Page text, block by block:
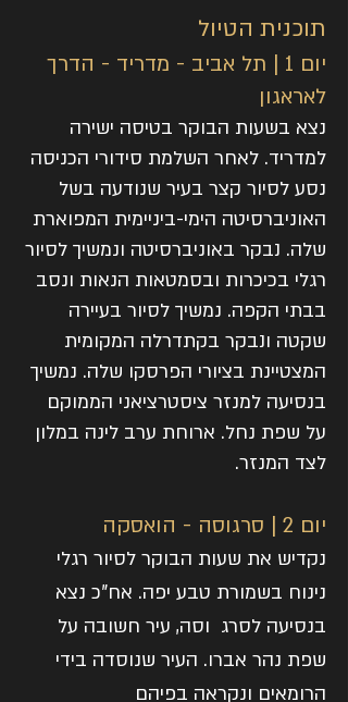
תוכנית הטיול
יום 1 | תל אביב - מדריד - הדרך
לאראגון
נצא בשעות הבוקר בטיסה ישירה
למדריד. לאחר השלמת סידורי הכניסה
נסע לסיור קצר בעיר שנודעה בשל
האוניברסיטה הימי-ביניימית המפוארת
שלה. נבקר באוניברסיטה ונמשיך לסיור
רגלי בכיכרות ובסמטאות הנאות ונסב
בבתי הקפה. נמשיך לסיור בעיירה
שקטה ונבקר בקתדרלה המקומית
המצטיינת בציורי הפרסקו שלה. נמשיך
בנסיעה למנזר ציסטרציאני הממוקם
על שפת נחל. ארוחת ערב לינה במלון
לצד המנזר.
יום 2 | סרגוסה - הואסקה
נקדיש את שעות הבוקר לסיור רגלי
נינוח בשמורת טבע יפה. אח"כ נצא
בנסיעה לסרג וסה, עיר חשובה על
שפת נהר אברו. העיר שנוסדה בידי
הרומאים ונקראה בפיהם